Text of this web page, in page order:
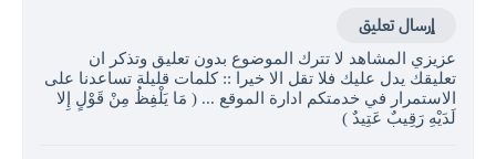
إرسال تعليق
عزيزي المشاهد لا تترك الموضوع بدون تعليق وتذكر ان
تعليقك يدل عليك فلا تقل الا خيرا :: كلمات قليلة تساعدنا على
الاستمرار في خدمتكم ادارة الموقع ... ( مَا يَلْفِظُ مِنْ قَوْلٍ إِلا
لَدَيْهِ رَقِيبٌ عَتِيدٌ )